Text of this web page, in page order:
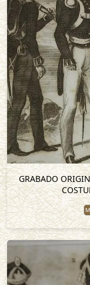
GRABADO